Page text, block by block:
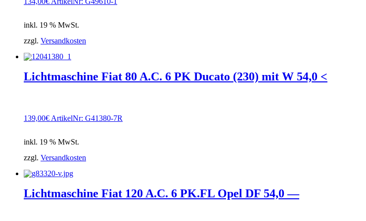
inkl. 19 % MwSt.
zzgl. Versandkosten
Lichtmaschine Fiat 80 A.C. 6 PK Ducato (230) mit W 54,0 <
139,00€ArtikelNr: G41380-7R
inkl. 19 % MwSt.
zzgl. Versandkosten
Lichtmaschine Fiat 120 A.C. 6 PK.FL Opel DF 54,0 —